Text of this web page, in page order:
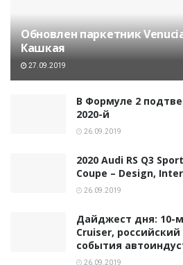
Обновлен паркетник
Кашкая
27.09.2019
В Формуле 2
2020-й
26.09.2019
2020 Audi RS Q3
Coupe – Design,
26.09.2019
Дайджест дня: 10-
Cruiser,
события
26.09.2019